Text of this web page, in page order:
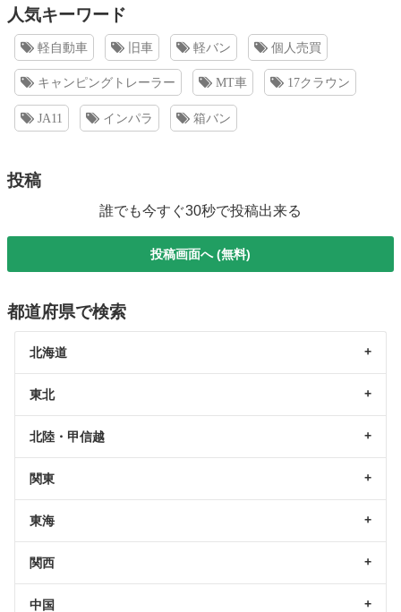
人気キーワード
軽自動車 旧車 軽バン 個人売買
キャンピングトレーラー MT車 17クラウン
JA11 インパラ 箱バン
投稿
誰でも今すぐ30秒で投稿出来る
投稿画面へ (無料)
都道府県で検索
北海道
東北
北陸・甲信越
関東
東海
関西
中国